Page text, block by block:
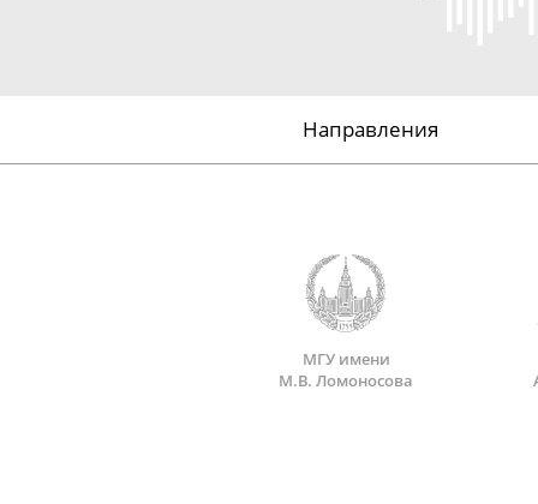
Направления
МГУ имени
М.В. Ломоносова